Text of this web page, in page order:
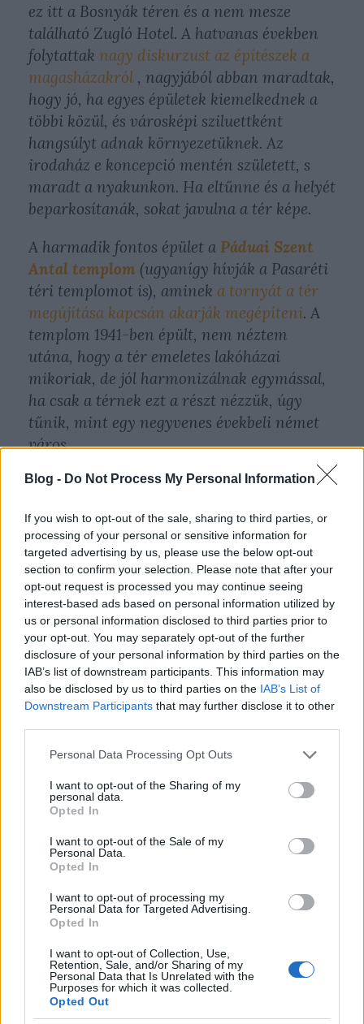
Blog - Do Not Process My Personal Information
If you wish to opt-out of the sale, sharing to third parties, or
processing of your personal or sensitive information for
targeted advertising by us, please use the below opt-out
section to confirm your selection. Please note that after your
opt-out request is processed you may continue seeing
interest-based ads based on personal information utilized by
us or personal information disclosed to third parties prior to
your opt-out. You may separately opt-out of the further
disclosure of your personal information by third parties on the
IAB’s list of downstream participants. This information may
also be disclosed by us to third parties on the IAB’s List of
Downstream Participants that may further disclose it to other
Please note that this website/app uses one or more Google
not limited to your visit or usage behaviour. You may click to
grant or deny consent to Google and its third-party tags to
use your data for below specified purposes in below Google
consent section.
Personal Data Processing Opt Outs
I want to opt-out of the Sharing of my
personal data.
Opted In
I want to opt-out of the Sale of my
Personal Data.
Opted In
I want to opt-out of processing my
Personal Data for Targeted Advertising.
Opted In
I want to opt-out of Collection, Use,
Retention, Sale, and/or Sharing of my
Personal Data that Is Unrelated with the
Purposes for which it was collected.
Opted Out
ez itt a Bosnyák téren és a nem mesze
található Zugló Hotel. A hatvanas években
folytattak nagy diskurzust az építészek a
magasházakról , nagyjából abban maradtak,
hogy jó, ha egyes épületek kiemelkednek a
többi közül, és városképi sziluettként
hangsúlyt adnak környezetüknek. Az
irodaház e koncepció mentén született, s
maradt a nyakunkon. Ha eltűnne és a helyét
beparkosítanák, sokat javulna a tér képe.
A harmadik fontos épület a Páduai Szent
Antal templom (ugyanígy hívják a Pasaréti
téri templomot is), aminek a tornyát a tér
megújítása kapcsán akarják megépíteni. A
templom 1941-ben épült, nem néztem
utána, hogy a tér emeletes lakóházai
mikoriak, de jól harmonizálnak egymással,
ha csak a térnek ezt a részt nézzük, úgy
tűnik, mint egy negyvenes évekbeli német
város.
A térlegcsúfabb részeépp a templom
ami a Bosnyák tér 1-4. szám közé esik.
A kocsiszín lepukkant homlokzatú épületei
mellettalkalmi bódék, üres üzlethelyiségek
tornyos lakóépület , melyek vakolata már
pereg, minden négyzetcentimétere felújítás
után kiált.